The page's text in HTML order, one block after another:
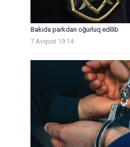
Bakıda parkdan oğurluq edilib
7 Avqust 19:14